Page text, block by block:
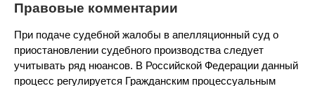
Правовые комментарии
При подаче судебной жалобы в апелляционный суд о
приостановлении судебного производства следует
учитывать ряд нюансов. В Российской Федерации данный
процесс регулируется Гражданским процессуальным